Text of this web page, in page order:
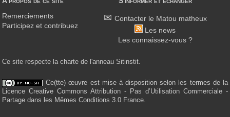
Remerciements
Participez et contribuez
Contacter le Matou matheux
Les news
Les connaissez-vous ?
Ce site respecte la charte de l'anneau Sitinstit.
Ce(tte) œuvre est mise à disposition selon les termes de la
Licence Creative Commons Attribution - Pas d’Utilisation Commerciale -
Partage dans les Mêmes Conditions 3.0 France.